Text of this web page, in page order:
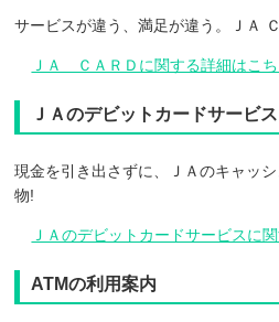
サービスが違う、満足が違う。ＪＡ
ＪＡ ＣＡＲＤに関する詳細はこち
ＪＡのデビットカードサービス
現金を引き出さずに、ＪＡのキャッ
物!
ＪＡのデビットカードサービスに
ATMの利用案内